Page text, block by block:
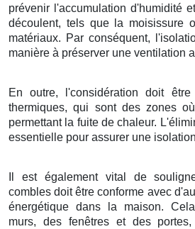
prévenir l'accumulation d'humidité
découlent, tels que la moisissure
matériaux. Par conséquent,
manière à préserver une ventilation
En outre, l'considération doit
thermiques, qui sont des zones
permettant la fuite de chaleur.
essentielle pour assurer une
Il est également vital de
combles doit être conforme avec
énergétique dans la maison.
murs, des fenêtres et des